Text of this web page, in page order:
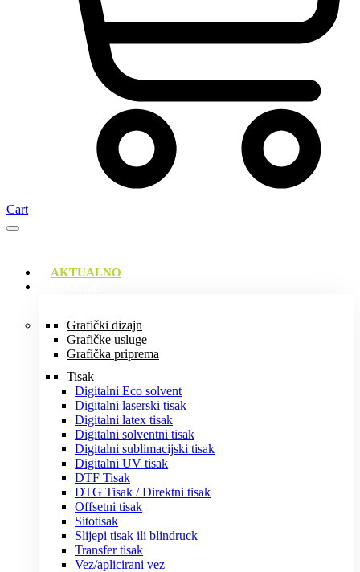
Cart
AKTUALNO
Grafički dizajn
Grafičke usluge
Grafička priprema
Tisak
Digitalni Eco solvent
Digitalni laserski tisak
Digitalni latex tisak
Digitalni solventni tisak
Digitalni sublimacijski tisak
Digitalni UV tisak
DTF Tisak
DTG Tisak / Direktni tisak
Offsetni tisak
Sitotisak
Slijepi tisak ili blindruck
Transfer tisak
Vez/aplicirani vez